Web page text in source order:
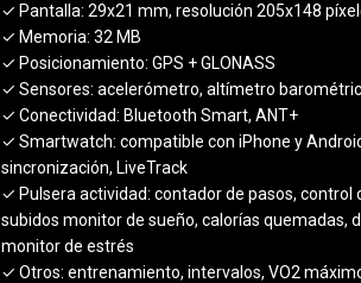
✓ Pantalla: 29x21 mm, resolución 205x148
✓ Memoria: 32 MB
✓ Posicionamiento: GPS + GLONASS
✓ Sensores: acelerómetro, altímetro
✓ Conectividad: Bluetooth Smart, ANT+
✓ Smartwatch: compatible con iPhone y
sincronización, LiveTrack
✓ Pulsera actividad: contador de pasos, control
subidos monitor de sueño, calorías quemadas,
monitor de estrés
✓ Otros: entrenamiento, intervalos, VO2